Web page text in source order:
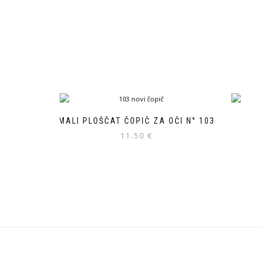
MALI PLOŠČAT ČOPIČ ZA OČI N° 103
11.50 €